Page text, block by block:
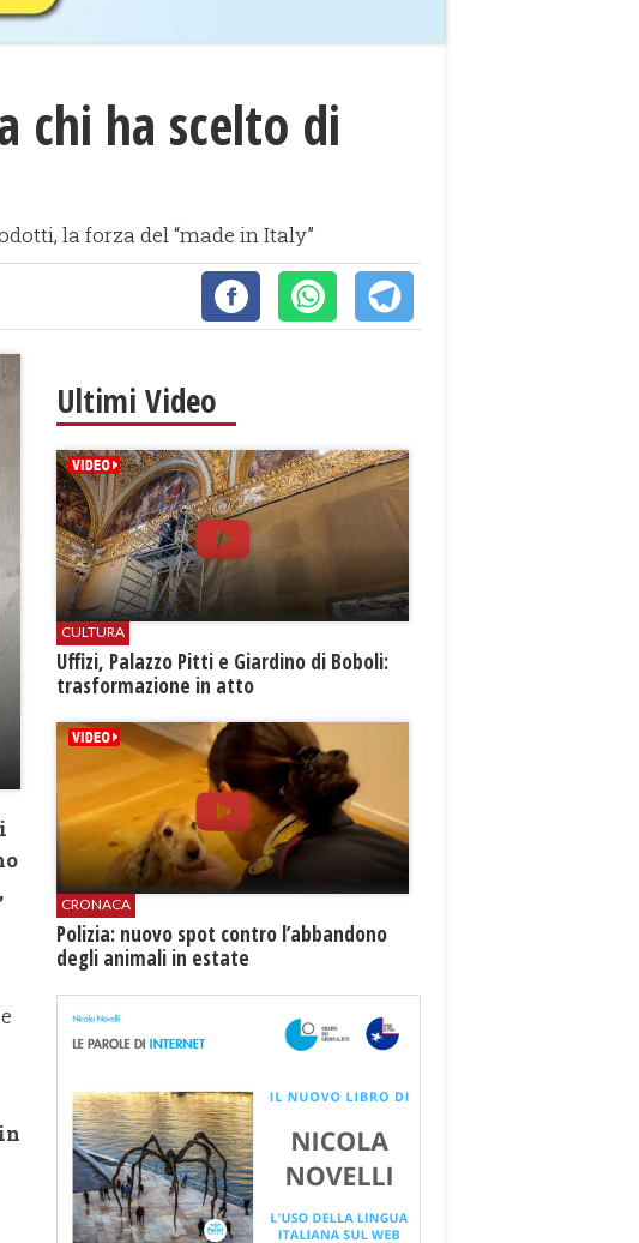
chi ha scelto di
la forza del “made in Italy”
Ultimi Video
CULTURA
Uffizi, Palazzo Pitti e Giardino di Boboli:
trasformazione in atto
CRONACA
Polizia: nuovo spot contro l’abbandono
degli animali in estate